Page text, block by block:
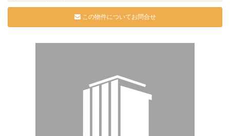
この物件についてお問合せ